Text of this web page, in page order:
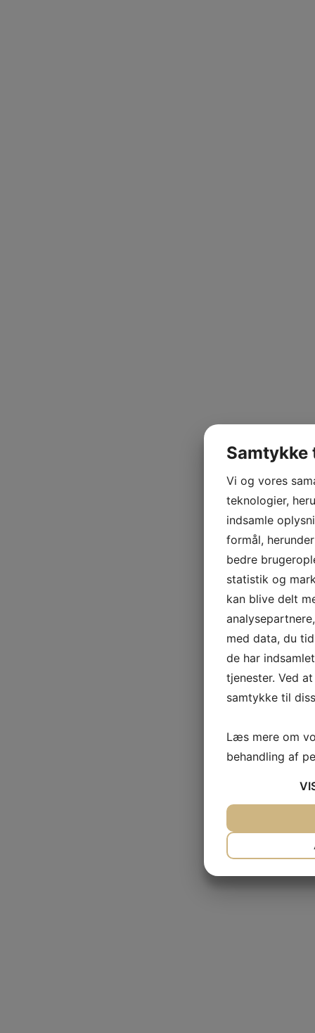
Vi og vores
teknologier,
indsamle
formål,
bedre
statistik og
kan blive delt
med data, du
de har
tjenester. Ved
samtykke til
Læs mere om
behandling af